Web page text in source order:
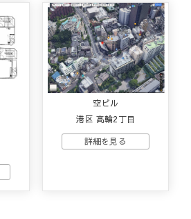
空ビル
港区 高輪2丁目